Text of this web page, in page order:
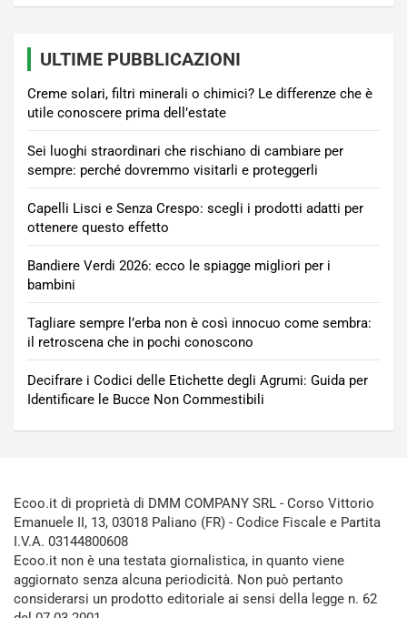
ULTIME PUBBLICAZIONI
Creme solari, filtri minerali o chimici? Le differenze che è
utile conoscere prima dell’estate
Sei luoghi straordinari che rischiano di cambiare per
sempre: perché dovremmo visitarli e proteggerli
Capelli Lisci e Senza Crespo: scegli i prodotti adatti per
ottenere questo effetto
Bandiere Verdi 2026: ecco le spiagge migliori per i
bambini
Tagliare sempre l’erba non è così innocuo come sembra:
il retroscena che in pochi conoscono
Decifrare i Codici delle Etichette degli Agrumi: Guida per
Identificare le Bucce Non Commestibili
Ecoo.it di proprietà di DMM COMPANY SRL - Corso Vittorio
Emanuele II, 13, 03018 Paliano (FR) - Codice Fiscale e Partita
I.V.A. 03144800608
Ecoo.it non è una testata giornalistica, in quanto viene
aggiornato senza alcuna periodicità. Non può pertanto
considerarsi un prodotto editoriale ai sensi della legge n. 62